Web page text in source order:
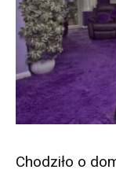
Chodziło o